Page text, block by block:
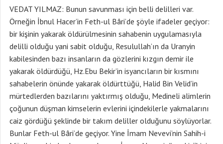
VEDAT YILMAZ: Bunun savunması için belli delilleri var.
Örneğin İbnul Hacer’in Feth-ul Bâri’de şöyle ifadeler geçiyor:
bir kişinin yakarak öldürülmesinin sahabenin uygulamasıyla
delilli olduğu yani sabit olduğu, Resulullah’ın da Uranyin
kabilesinden bazı insanların da gözlerini kızgın demir ile
yakarak öldürdüğü, Hz.Ebu Bekir’in isyancıların bir kısmını
sahabelerin önünde yakarak öldürttüğü, Halid Bin Velid’in
mürtedlerden bazılarını yaktırmış olduğu, Medineli alimlerin
çoğunun düşman kimselerin evlerini içindekilerle yakmalarını
caiz gördüğü şeklinde bir takım deliller olduğunu söylüyorlar.
Bunlar Feth-ul Bâri’de geçiyor. Yine İmam Nevevi’nin Sahih-i